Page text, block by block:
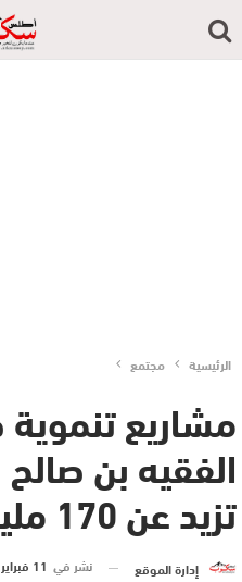
الرئيسية مجتمع
مشاريع
الفقيه بن
تزيد عن 170 مليون درهم
إدارة الموقع نشر في 11 فبراير 2021 الساعة 7 و 30 دقيقة